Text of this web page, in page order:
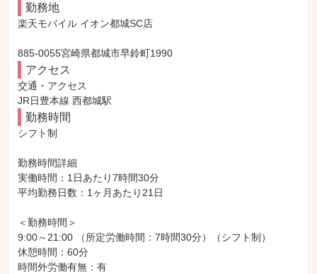
勤務地
楽天モバイル イオン都城SC店
885-0055宮崎県都城市早鈴町1990
アクセス
交通・アクセス
JR日豊本線 西都城駅
勤務時間
シフト制
勤務時間詳細
実働時間：1日あたり7時間30分
平均勤務日数：1ヶ月あたり21日
＜勤務時間＞
9:00～21:00 （所定労働時間：7時間30分）（シフト制）
休憩時間：60分
時間外労働有無：有